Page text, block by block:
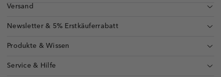
Produkte & Wissen
Service & Hilfe
Versand
Newsletter & 5% Erstkäuferrabatt